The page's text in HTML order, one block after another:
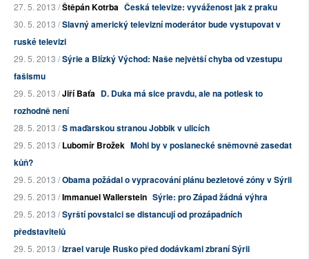
27. 5. 2013 /Štěpán Kotrba Česká televize: vyváženost jak z praku
30. 5. 2013 /Slavný americký televizní moderátor bude vystupovat v
ruské televizi
29. 5. 2013 /Sýrie a Blízký Východ: Naše největší chyba od vzestupu
fašismu
29. 5. 2013 /Jiří Baťa D. Duka má sice pravdu, ale na potlesk to
rozhodně není
28. 5. 2013 /S maďarskou stranou Jobbik v ulicích
29. 5. 2013 /Lubomír Brožek Mohl by v poslanecké sněmovně zasedat
kůň?
29. 5. 2013 /Obama požádal o vypracování plánu bezletové zóny v Sýrii
29. 5. 2013 /Immanuel Wallerstein Sýrie: pro Západ žádná výhra
29. 5. 2013 /Syrští povstalci se distancují od prozápadních
představitelů
29. 5. 2013 /Izrael varuje Rusko před dodávkami zbraní Sýrii